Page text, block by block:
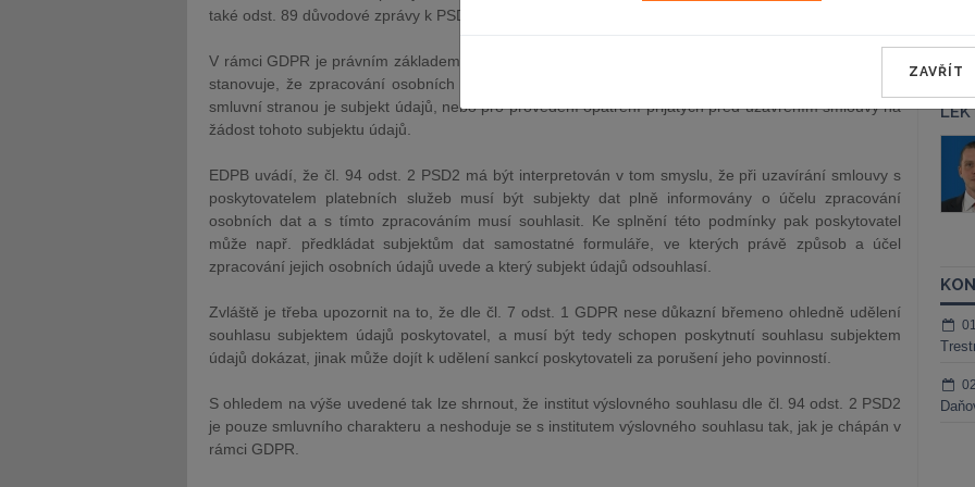
také odst. 89 důvodové zprávy k PSD2.
V rámci GDPR je právním základem pro zpracovávání osobních dat článek 6 odst. 1 písm. b), který
stanovuje, že zpracování osobních údajů je zákonné, pokud je nezbytné pro plnění smlouvy, jejíž
smluvní stranou je subjekt údajů, nebo pro provedení opatření přijatých před uzavřením smlouvy na
žádost tohoto subjektu údajů.
EDPB uvádí, že čl. 94 odst. 2 PSD2 má být interpretován v tom smyslu, že při uzavírání smlouvy s
poskytovatelem platebních služeb musí být subjekty dat plně informovány o účelu zpracování
osobních dat a s tímto zpracováním musí souhlasit. Ke splnění této podmínky pak poskytovatel
může např. předkládat subjektům dat samostatné formuláře, ve kterých právě způsob a účel
zpracování jejich osobních údajů uvede a který subjekt údajů odsouhlasí.
Zvláště je třeba upozornit na to, že dle čl. 7 odst. 1 GDPR nese důkazní břemeno ohledně udělení
souhlasu subjektem údajů poskytovatel, a musí být tedy schopen poskytnutí souhlasu subjektem
údajů dokázat, jinak může dojít k udělení sankcí poskytovateli za porušení jeho povinností.
S ohledem na výše uvedené tak lze shrnout, že institut výslovného souhlasu dle čl. 94 odst. 2 PSD2
je pouze smluvního charakteru a neshoduje se s institutem výslovného souhlasu tak, jak je chápán v
rámci GDPR.
Kurzy lektora
MCIArb
Kurzy lektora
ZAVŘÍT